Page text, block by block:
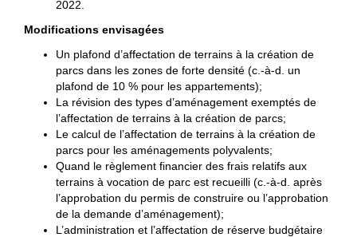
2022.
Modifications envisagées
Un plafond d’affectation de terrains à la création de
parcs dans les zones de forte densité (c.-à-d. un
plafond de 10 % pour les appartements);
La révision des types d’aménagement exemptés de
l’affectation de terrains à la création de parcs;
Le calcul de l’affectation de terrains à la création de
parcs pour les aménagements polyvalents;
Quand le règlement financier des frais relatifs aux
terrains à vocation de parc est recueilli (c.-à-d. après
l’approbation du permis de construire ou l’approbation
de la demande d’aménagement);
L’administration et l’affectation de réserve budgétaire